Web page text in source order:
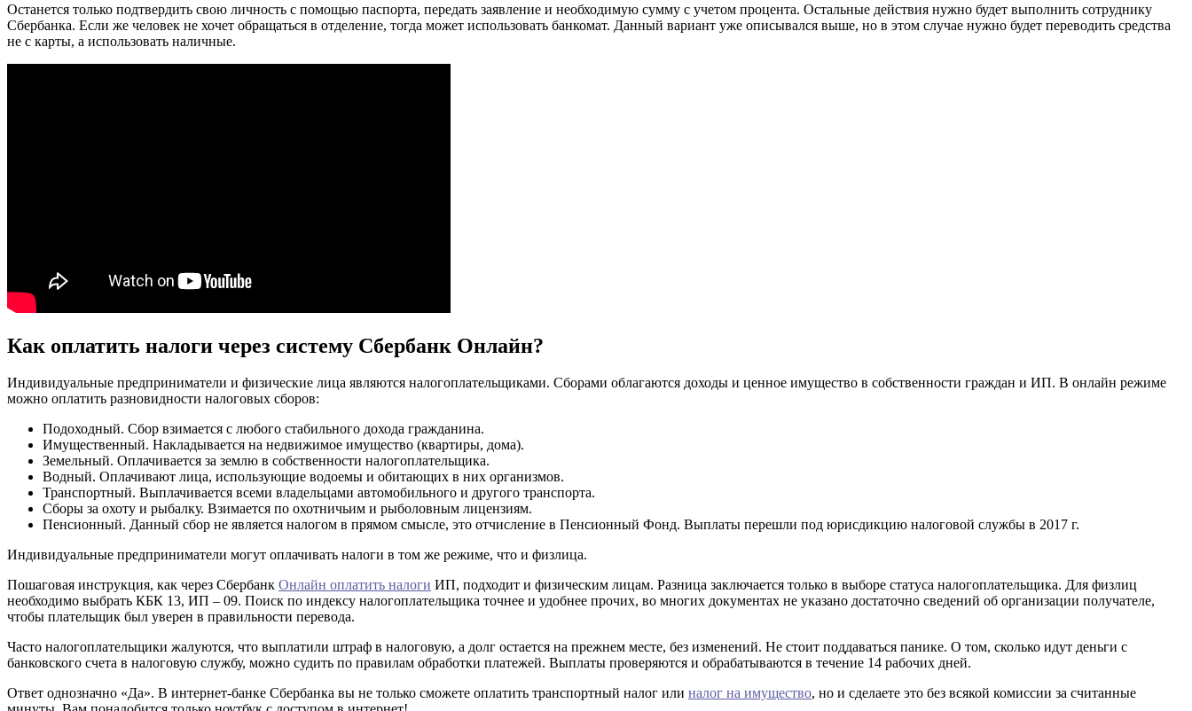
Останется только подтвердить свою личность с помощью паспорта, передать заявление и необходимую сумму с учетом процента. Остальные действия нужно будет выполнить сотруднику
Сбербанка. Если же человек не хочет обращаться в отделение, тогда может использовать банкомат. Данный вариант уже описывался выше, но в этом случае нужно будет переводить средства
не с карты, а использовать наличные.
Как оплатить налоги через систему Сбербанк Онлайн?
Индивидуальные предприниматели и физические лица являются налогоплательщиками. Сборами облагаются доходы и ценное имущество в собственности граждан и ИП. В онлайн режиме
можно оплатить разновидности налоговых сборов:
Подоходный. Сбор взимается с любого стабильного дохода гражданина.
Имущественный. Накладывается на недвижимое имущество (квартиры, дома).
Земельный. Оплачивается за землю в собственности налогоплательщика.
Водный. Оплачивают лица, использующие водоемы и обитающих в них организмов.
Транспортный. Выплачивается всеми владельцами автомобильного и другого транспорта.
Сборы за охоту и рыбалку. Взимается по охотничьим и рыболовным лицензиям.
Пенсионный. Данный сбор не является налогом в прямом смысле, это отчисление в Пенсионный Фонд. Выплаты перешли под юрисдикцию налоговой службы в 2017 г.
Индивидуальные предприниматели могут оплачивать налоги в том же режиме, что и физлица.
Пошаговая инструкция, как через Сбербанк Онлайн оплатить налоги ИП, подходит и физическим лицам. Разница заключается только в выборе статуса налогоплательщика. Для физлиц
необходимо выбрать КБК 13, ИП – 09. Поиск по индексу налогоплательщика точнее и удобнее прочих, во многих документах не указано достаточно сведений об организации получателе,
чтобы плательщик был уверен в правильности перевода.
Часто налогоплательщики жалуются, что выплатили штраф в налоговую, а долг остается на прежнем месте, без изменений. Не стоит поддаваться панике. О том, сколько идут деньги с
банковского счета в налоговую службу, можно судить по правилам обработки платежей. Выплаты проверяются и обрабатываются в течение 14 рабочих дней.
Ответ однозначно «Да». В интернет-банке Сбербанка вы не только сможете оплатить транспортный налог или налог на имущество, но и сделаете это без всякой комиссии за считанные